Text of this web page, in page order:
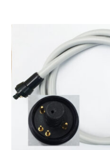
Reparaturservice
Wichtige Infos
Unsere Firma